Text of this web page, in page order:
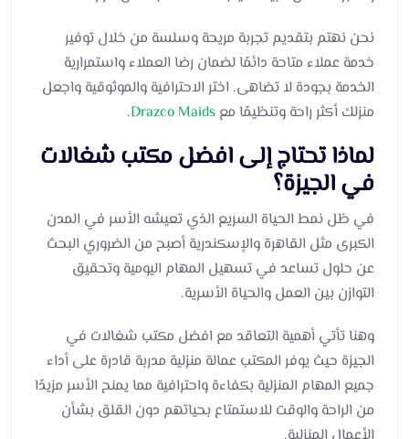
نحن نهتم بتقديم تجربة مريحة وسلسة من خلال توفير
خدمة عملاء متاحة دائمًا لضمان رضا العملاء واستمرارية
الخدمة بجودة لا تضاهى. اختر الاحترافية والموثوقية واجعل
منزلك أكثر راحة وتنظيمًا مع Drazco Maids
.
لماذا تحتاج إلى افضل مكتب شغالات
في الجيزة؟
في ظل نمط الحياة السريع الذي تعيشه الأسر في المدن
الكبرى مثل القاهرة والإسكندرية أصبح من الضروري البحث
عن حلول تساعد في تسهيل المهام اليومية وتحقيق
التوازن بين العمل والحياة الأسرية.
وهنا تأتي أهمية التعاقد مع افضل مكتب شغالات في
الجيزة حيث يوفر المكتب عمالة منزلية مدربة قادرة على أداء
جميع المهام المنزلية بكفاءة واحترافية مما يمنح الأسر مزيدًا
من الراحة والوقت للاستمتاع بحياتهم دون القلق بشأن